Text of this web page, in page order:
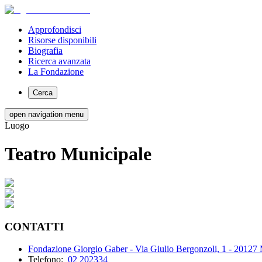
Approfondisci
Risorse disponibili
Biografia
Ricerca avanzata
La Fondazione
Cerca
open navigation menu
Luogo
Teatro Municipale
CONTATTI
Fondazione Giorgio Gaber - Via Giulio Bergonzoli, 1 - 20127
Telefono: 02 202334